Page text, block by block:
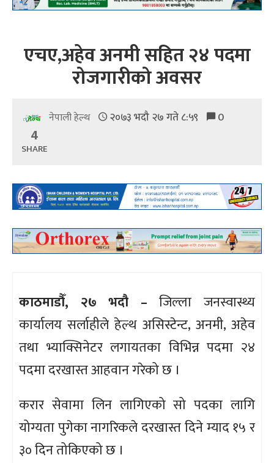
एचए,अहेव अनमी सहित २४ पदमा
रोजगारीको अवसर
नेपाली हेल्थ २०७३ भदौ २७ गते ८:५९ 0
4
SHARE
काठमाडौँ, २७ भदौ – जिल्ला जनस्वास्थ्य
कार्यालय सर्लाहीले हेल्थ असिस्टेन्ट, अनमी, अहेव
तथा भ्याक्सिनेटर लगायतका विभिन्न पदमा २४
पदमा दरखास्त आहवान गरेको छ ।
करार सेवामा लिन लागिएको सो पदका लागि
योग्यता पुगेका नागरिकले दरखास्त दिने म्याद १५ र
३० दिन तोकिएको छ ।